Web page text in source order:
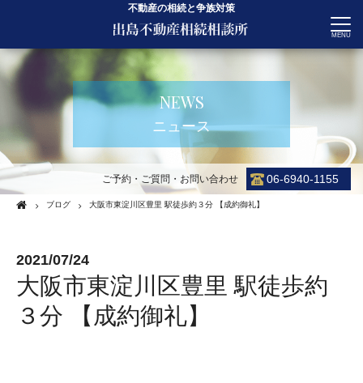
不動産の相続と争族対策
CONTACT
NEWS
ニュース
ご予約・ご質問・お問い合わせ 06-6940-1155
ブログ 大阪市東淀川区豊里 駅徒歩約３分 【成約御礼】
2021/07/24
大阪市東淀川区豊里 駅徒歩約
３分 【成約御礼】